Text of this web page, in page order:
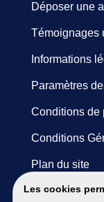
Les cookies
Déposer une
Témoignages
Informations
Paramètres
Conditions de
Conditions
Plan du site